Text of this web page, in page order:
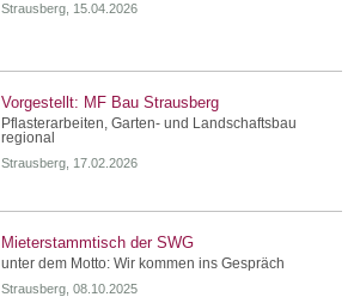
Strausberg, 15.04.2026
Vorgestellt: MF Bau Strausberg
Pflasterarbeiten, Garten- und Landschaftsbau
regional
Strausberg, 17.02.2026
Mieterstammtisch der SWG
unter dem Motto: Wir kommen ins Gespräch
Strausberg, 08.10.2025